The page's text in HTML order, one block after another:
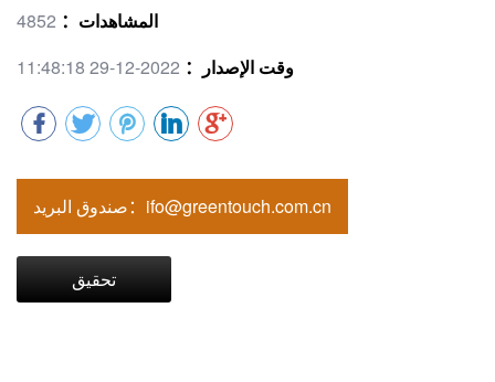
المشاهدات： 4852
وقت الإصدار： 2022-12-29 11:48:18
صندوق البريد：ifo@greentouch.com.cn
تحقيق